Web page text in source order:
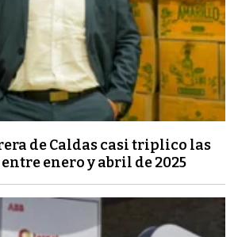
de Caldas casi triplico las
enero y abril de 2025